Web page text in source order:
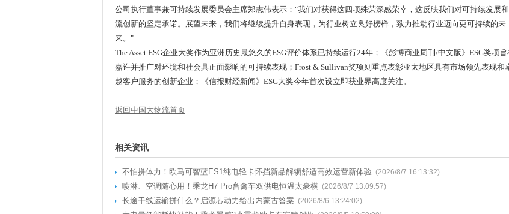
公司执行董事兼可持续发展委员会主席郑志伟表示："我们对获得这四项殊荣深感荣幸，这反映我们对可持续发展
流创新的坚定承诺。展望未来，我们将继续提升自身表现，为行业树立良好榜样，致力推动行业迈向更可持续的未
来。"
The Asset ESG企业大奖作为亚洲历史最悠久的ESG评价体系已持续运行24年；《彭博商业周刊/中文版》ESG奖项旨
嘉许并推广对环境和社会具正面影响的可持续表现；Frost & Sullivan奖项则重点表彰亚太地区具有市场领先表现和
越客户服务的创新企业；《信报财经新闻》ESG大奖今年首次设立即获业界高度关注。
返回中国大物流首页
相关资讯
不怕拼体力！欧马可智蓝ES1纯电轻卡怀挡新品解锁舒适高效运营新体验 (2026/8/7 16:13:32)
喷淋、空调随心用！乘龙H7 Pro畜禽车双供电恒温太豪横 (2026/8/7 13:09:57)
长途干线运输拼什么？启源芯动力给出内蒙古答案 (2026/8/6 13:24:02)